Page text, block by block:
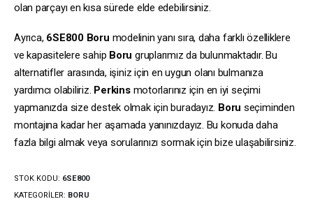
olan parçayı en kısa sürede elde edebilirsiniz.
Ayrıca, 6SE800 Boru modelinin yanı sıra, daha farklı özelliklere
ve kapasitelere sahip Boru gruplarımız da bulunmaktadır. Bu
alternatifler arasında, işiniz için en uygun olanı bulmanıza
yardımcı olabiliriz. Perkinsmotorlarınız için en iyi seçimi
yapmanızda size destek olmak için buradayız. Boru seçiminden
montajına kadar her aşamada yanınızdayız. Bu konuda daha
fazla bilgi almak veya sorularınızı sormak için bize ulaşabilirsiniz.
STOK KODU: 6SE800
KATEGORILER: BORU